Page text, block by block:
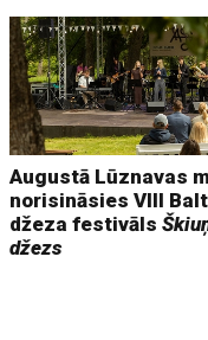
Augustā Lūznavas
norisināsies VIII
džeza festivāls
džezs